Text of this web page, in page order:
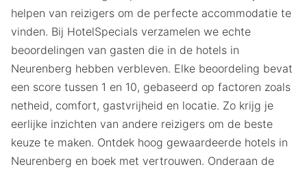
helpen van reizigers om de perfecte accommodatie te
vinden. Bij HotelSpecials verzamelen we echte
beoordelingen van gasten die in de hotels in
Neurenberg hebben verbleven. Elke beoordeling bevat
een score tussen 1 en 10, gebaseerd op factoren zoals
netheid, comfort, gastvrijheid en locatie. Zo krijg je
eerlijke inzichten van andere reizigers om de beste
keuze te maken. Ontdek hoog gewaardeerde hotels in
Neurenberg en boek met vertrouwen. Onderaan de